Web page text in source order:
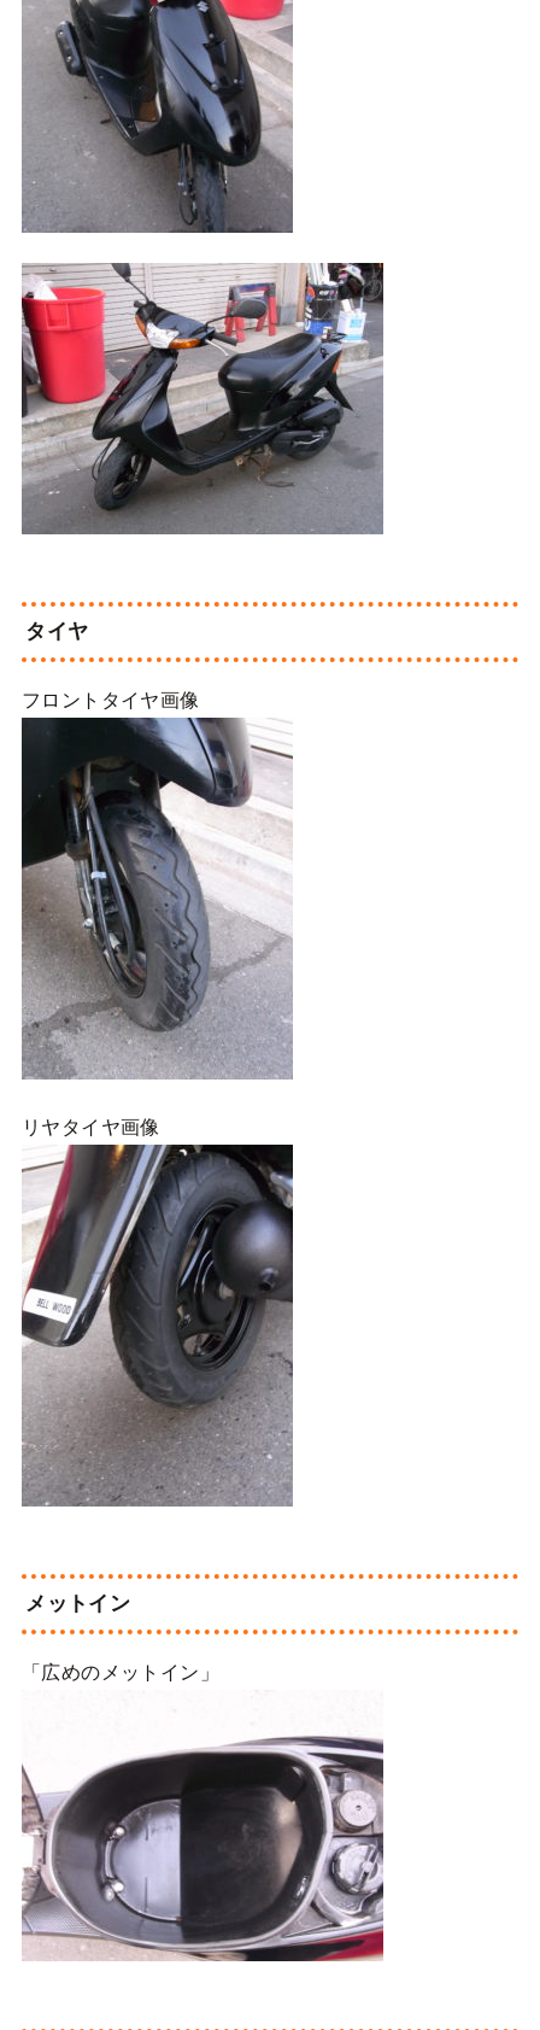
タイヤ
フロントタイヤ画像
リヤタイヤ画像
メットイン
「広めのメットイン」